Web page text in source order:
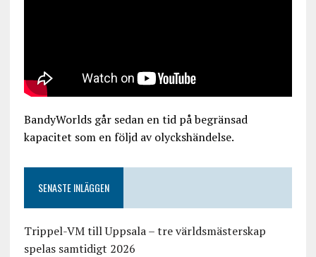
BandyWorlds går sedan en tid på begränsad
kapacitet som en följd av olyckshändelse.
SENASTE INLÄGGEN
Trippel-VM till Uppsala – tre världsmästerskap
spelas samtidigt 2026